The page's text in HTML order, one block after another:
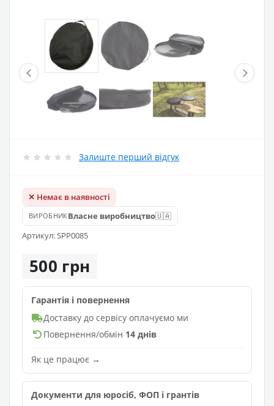
Залиште перший відгук
✕ Немає в наявності
ВИРОБНИКВласне виробництво🇺🇦
Артикул: SPP0085
500 грн
Гарантія і повернення
Доставку до сервісу оплачуємо ми
Повернення/обмін 14 днів
Як це працює →
Документи для юросіб, ФОП і грантів